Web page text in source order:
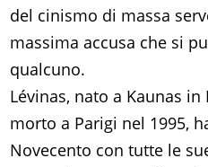
del cinismo di massa
massima accusa che si
qualcuno.
Lévinas, nato a Kaunas
morto a Parigi nel 1995,
Novecento con tutte le